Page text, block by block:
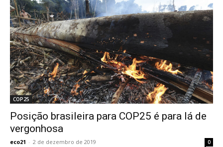
COP25
Posição brasileira para COP25 é para lá de
vergonhosa
eco21 - 2 de dezembro de 2019 0